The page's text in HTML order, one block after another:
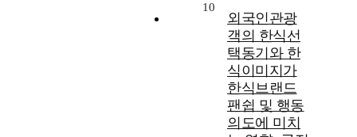
10
외국인관광
객의 한식선
택동기와 한
식이미지가
한식브랜드
팬쉽 및 행동
의도에 미치